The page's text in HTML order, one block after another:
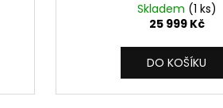
Skladem (1 ks)
25 999 Kč
DO KOŠÍKU